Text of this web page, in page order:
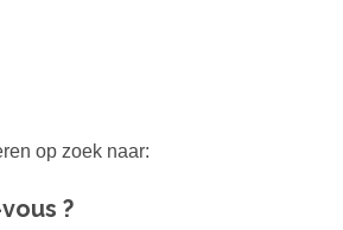
op zoek naar:
?